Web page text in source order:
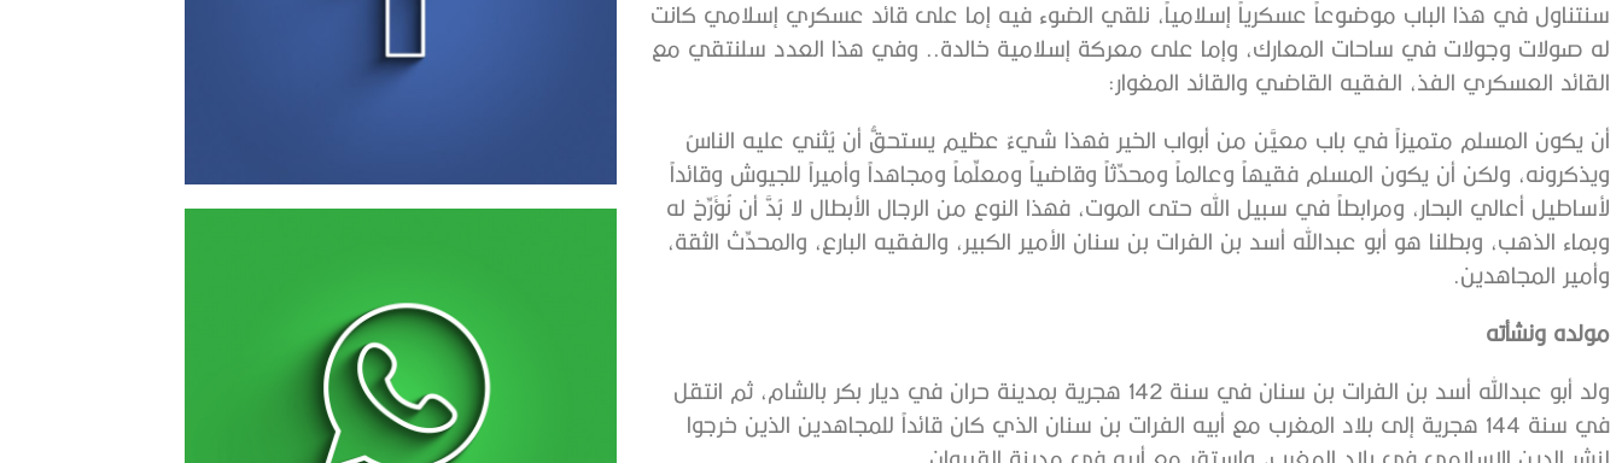
سنتناول في هذا الباب موضوعاً عسكرياً إسلامياً، نلقي الضوء فيه إما على قائد عسكري إسلامي كانت
له صولات وجولات في ساحات المعارك، وإما على معركة إسلامية خالدة.. وفي هذا العدد سلنتقي مع
القائد العسكري الفذ، الفقيه القاضي والقائد المغوار:
أن يكون المسلم متميزاً في باب معيَّن من أبواب الخير فهذا شيءٌ عظيم يستحقُّ أن يُثني عليه الناسُ
ويذكرونه، ولكن أن يكون المسلم فقيهاً وعالماً ومحدِّثاً وقاضياً ومعلِّماً ومجاهداً وأميراً للجيوش وقائداً
لأساطيل أعالي البحار، ومرابطاً في سبيل الله حتى الموت، فهذا النوع من الرجال الأبطال لا بُدَّ أن نُؤَرِّخ له
وبماء الذهب، وبطلنا هو أبو عبدالله أسد بن الفرات بن سنان الأمير الكبير، والفقيه البارع، والمحدِّث الثقة،
وأمير المجاهدين.
مولده ونشأته
ولد أبو عبدالله أسد بن الفرات بن سنان في سنة 142 هجرية بمدينة حران في ديار بكر بالشام، ثم انتقل
في سنة 144 هجرية إلى بلاد المغرب مع أبيه الفرات بن سنان الذي كان قائداً للمجاهدين الذين خرجوا
لنشر الدين الإسلامي في بلاد المغرب، واستقر مع أبيه في مدينة القيروان.